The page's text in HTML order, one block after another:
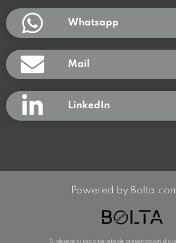
Whatsapp
Mail
LinkedIn
Powered by
Si deseas tu tag o tarjeta de presentación